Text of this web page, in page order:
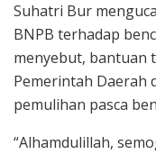
Suhatri Bur
BNPB terhadap
menyebut, bantuan
Pemerintah Daerah
pemulihan pasca
“Alhamdulillah,